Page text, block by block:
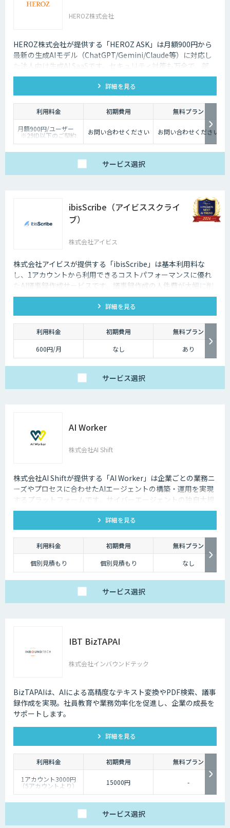
HEROZ株式会社
HEROZ株式会社が提供する「HEROZ ASK」は月額900円から
最新の生成AIモデル（ChatGPT/Gemini/Claude等）に対応し
た法人向け生成AI SaaSです。セキュリティ対策も万全で、部
署・グループごとの活用が可能です。RAGやダッシュボードの
搭載から議事録やOCR、スライド生成等のオプション機能も充
実しており、社内の生成AI活用の促進、定着までを伴走して支
援します。
詳細を見る
利用料金 初期費用
無料プラン
月額900円/ユーザー
※29ID以下のご契約
は、月額1,980円/ユー
お問い合わせください お問い合わせください
サービス選択
ibisScribe（アイビススクライ
ブ）
株式会社アイビス
株式会社アイビスが提供する「ibisScribe」は基本利用料な
し、1アカウントから利用できるコストパフォーマンスに優れ
たAI議事録作成サービスです。議事録作成の人件費が大幅に削
減でき、社内の共有も簡単にできます。ゼロトラストセキュリ
ティ対応で安心して利用できます。
詳細を見る
利用料金 初期費用
無料プラン
600円/月
なし あり
サービス選択
AI Worker
株式会社AI Shift
株式会社AI Shiftが提供する「AI Worker」は企業ごとの業務ニ
ーズやプロセスに合わせたAIエージェントの構築・運用を実現
するプラットフォームです。サイバーエージェントの独自大規
模言語モデルの開発知見と、当社の生成AI導入支援の経験を活
かし開発しました。 当社では、AIエージェントの活用戦略か
ら、導入後の運用や定着まで一気通貫でご支援いたしますの
で、お気軽にご相談ください。
詳細を見る
利用料金 初期費用
無料プラン
個別見積もり
個別見積もり なし
サービス選択
IBT BizTAPAI
株式会社インバウンドテック
BizTAPAIは、AIによる高精度なテキスト変換やPDF検索、議事
録作成を実現。社員教育や業務効率化を促進し、企業の成長を
サポートします。
詳細を見る
利用料金 初期費用
無料プラン
1アカウント3000円
（5アカウントより） 15000円 -
サービス選択